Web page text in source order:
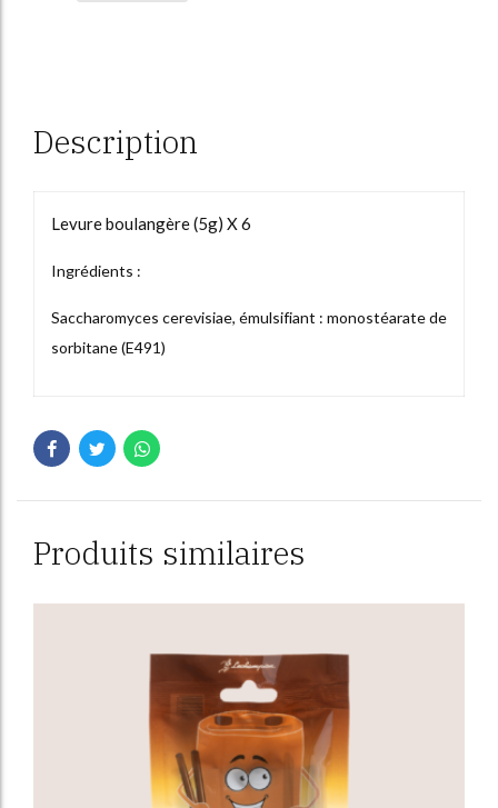
Description
Levure boulangère (5g) X 6
Ingrédients :
Saccharomyces cerevisiae, émulsifiant : monostéarate de
sorbitane (E491)
Produits similaires